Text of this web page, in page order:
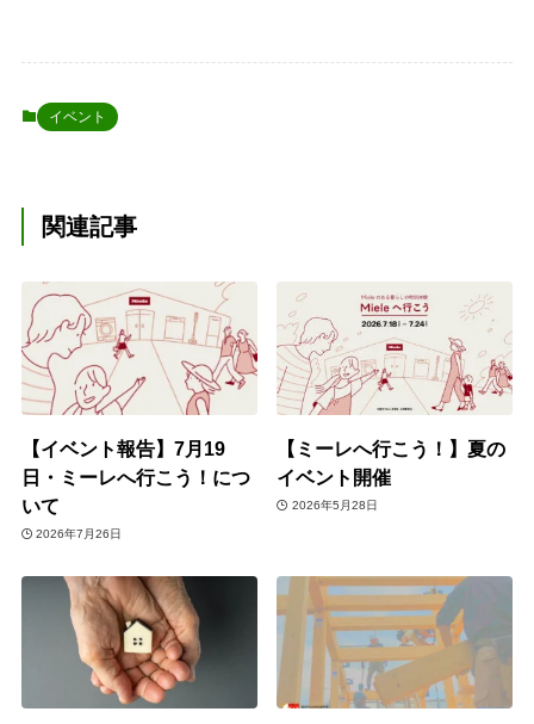
イベント
関連記事
【イベント報告】7月19
日・ミーレへ行こう！につ
いて
2026年7月26日
【ミーレへ行こう！】夏の
イベント開催
2026年5月28日